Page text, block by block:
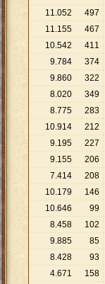
497
11.052
467
11.155
411
10.542
374
9.784
322
9.860
349
8.020
283
8.775
212
10.914
227
9.195
206
9.155
208
7.414
146
10.179
99
10.646
102
8.458
85
9.885
93
8.428
158
4.671